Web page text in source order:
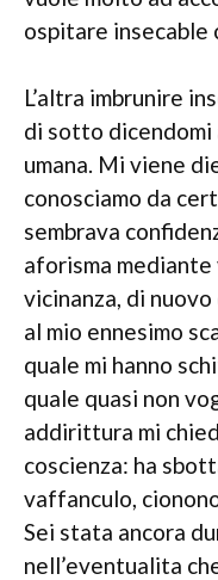
ospitare insecable
L’altra imbrunire
di sotto dicendomi
umana. Mi viene
conosciamo da
sembrava
aforisma
vicinanza, di
al mio ennesimo
quale mi hanno
quale quasi non
addirittura mi
coscienza: ha
vaffanculo,
Sei stata ancora
nell’eventualita